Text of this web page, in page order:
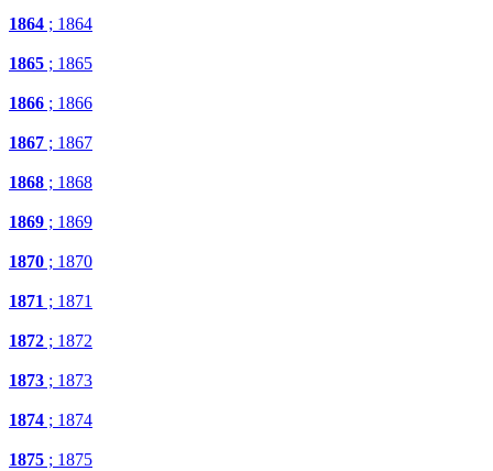
1864 ; 1864
1865 ; 1865
1866 ; 1866
1867 ; 1867
1868 ; 1868
1869 ; 1869
1870 ; 1870
1871 ; 1871
1872 ; 1872
1873 ; 1873
1874 ; 1874
1875 ; 1875